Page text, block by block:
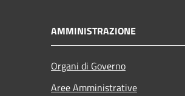
AMMINISTRAZIONE
Organi di Governo
Aree Amministrative